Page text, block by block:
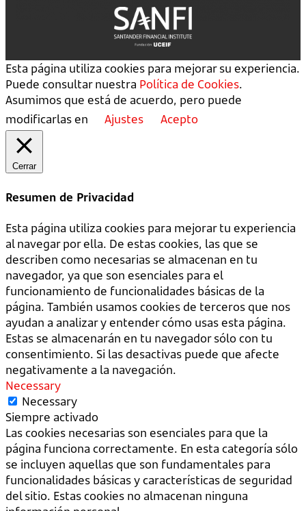
Esta página utiliza cookies para mejorar su experiencia.
Puede consultar nuestra Política de Cookies.
Asumimos que está de acuerdo, pero puede
modificarlas en
Ajustes Acepto
Cerrar
Resumen de Privacidad
Esta página utiliza cookies para mejorar tu experiencia
al navegar por ella. De estas cookies, las que se
describen como necesarias se almacenan en tu
navegador, ya que son esenciales para el
funcionamiento de funcionalidades básicas de la
página. También usamos cookies de terceros que nos
ayudan a analizar y entender cómo usas esta página.
Estas se almacenarán en tu navegador sólo con tu
consentimiento. Si las desactivas puede que afecte
negativamente a la navegación.
Necessary
Necessary
Siempre activado
Las cookies necesarias son esenciales para que la
página funciona correctamente. En esta categoría sólo
se incluyen aquellas que son fundamentales para
funcionalidades básicas y características de seguridad
del sitio. Estas cookies no almacenan ninguna